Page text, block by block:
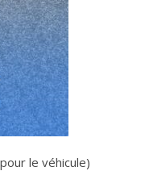
le véhicule)